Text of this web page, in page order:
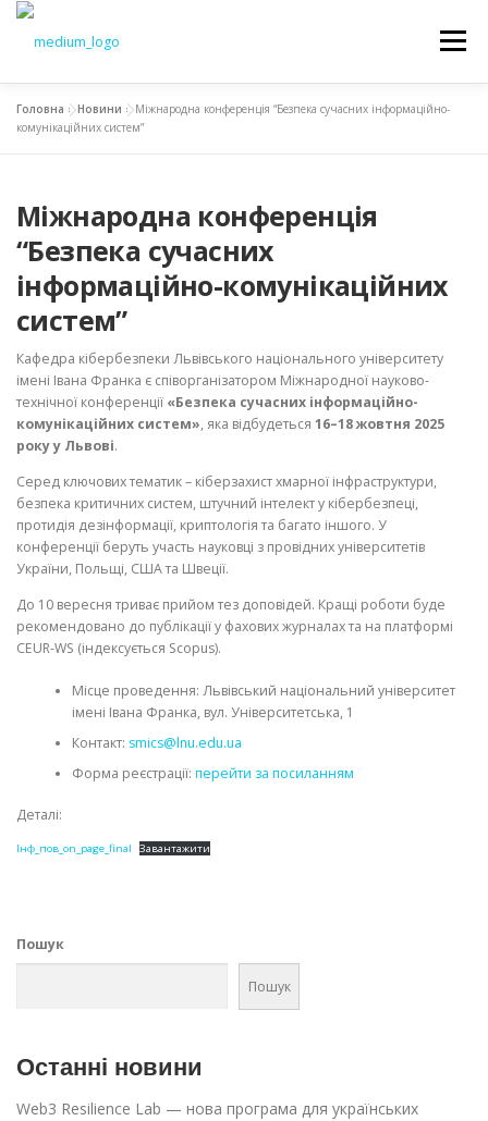
Меню
НОВИНИ ОСВІТА
СТУДЕНТАМ ДОКУМЕНТИ КАФЕДРА
Головна »Новини »Міжнародна конференція “Безпека сучасних інформаційно-
комунікаційних систем”
Міжнародна конференція
“Безпека сучасних
інформаційно-комунікаційних
систем”
Кафедра кібербезпеки Львівського національного університету
імені Івана Франка є співорганізатором Міжнародної науково-
технічної конференції «Безпека сучасних інформаційно-
комунікаційних систем», яка відбудеться 16–18 жовтня 2025
року у Львові.
Серед ключових тематик – кіберзахист хмарної інфраструктури,
безпека критичних систем, штучний інтелект у кібербезпеці,
протидія дезінформації, криптологія та багато іншого. У
конференції беруть участь науковці з провідних університетів
України, Польщі, США та Швеції.
До 10 вересня триває прийом тез доповідей. Кращі роботи буде
рекомендовано до публікації у фахових журналах та на платформі
CEUR-WS (індексується Scopus).
Місце проведення: Львівський національний університет
імені Івана Франка, вул. Університетська, 1
Контакт: smics@lnu.edu.ua
Форма реєстрації: перейти за посиланням
Деталі:
Інф_пов_on_page_final Завантажити
Пошук
Пошук
Останні новини
Web3 Resilience Lab — нова програма для українських